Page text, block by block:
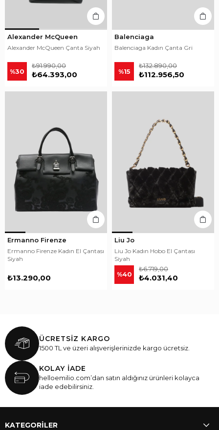
Alexander McQueen
Alexander McQueen Çanta Siyah
%30 ₺64.393,00
₺91.990,00
Balenciaga
Balenciaga Kadın Çanta Gri
%15 ₺112.956,50
₺132.890,00
Ermanno Firenze
Ermanno Firenze Kadın El Çantası
Siyah
₺13.290,00
Liu Jo
Liu Jo Kadın Hobo El Çantası
Siyah
%40 ₺4.031,40
₺6.719,00
ÜCRETSİZ KARGO
1500 TL ve üzeri alışverişlerinizde kargo ücretsiz.
KOLAY İADE
helloemilio.com’dan satın aldığınız ürünleri kolayca
iade edebilirsiniz.
KATEGORİLER